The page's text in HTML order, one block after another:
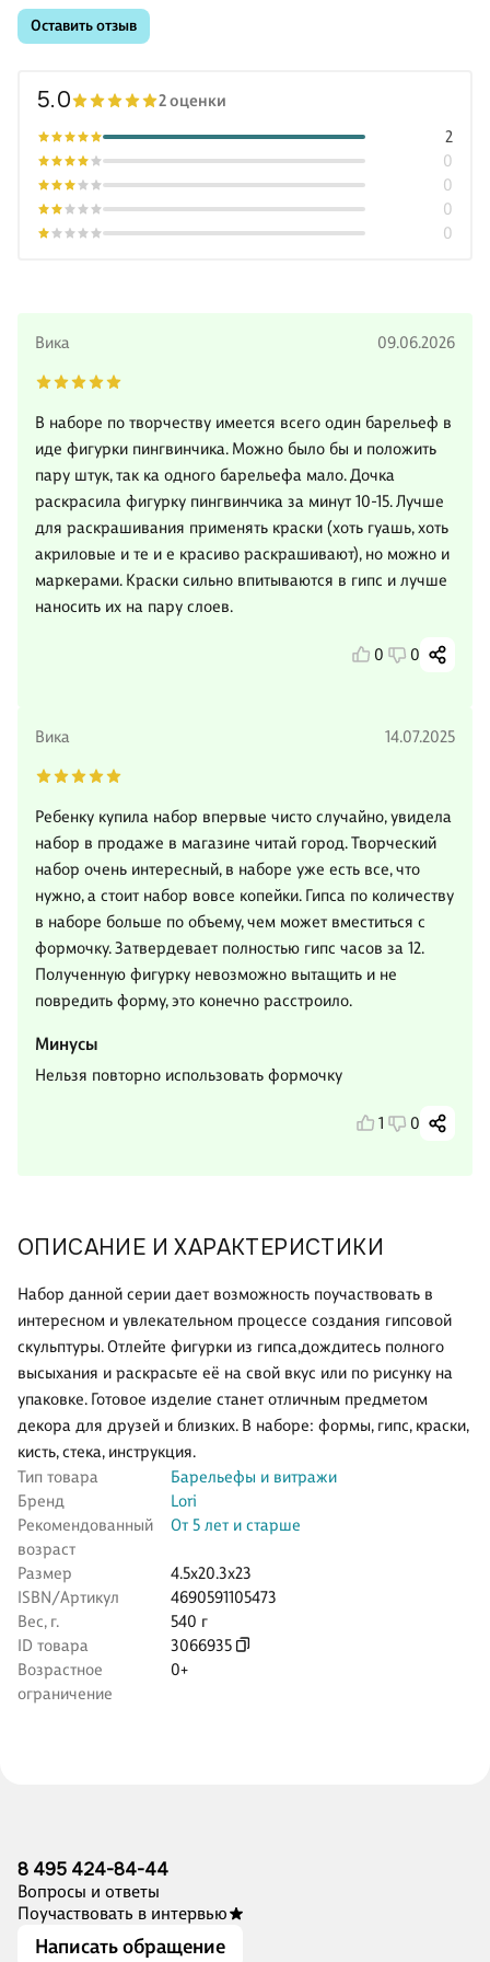
ОПИСАНИЕ И ХАРАКТЕРИСТИКИ
Набор данной серии дает возможность поучаствовать в
интересном и увлекательном процессе создания гипсовой
скульптуры. Отлейте фигурки из гипса,дождитесь полного
высыхания и раскрасьте её на свой вкус или по рисунку на
упаковке. Готовое изделие станет отличным предметом
декора для друзей и близких. В наборе: формы, гипс, краски,
кисть, стека, инструкция.
Тип товара
Барельефы и витражи
Бренд
Lori
Рекомендованный
возраст
От 5 лет и старше
Размер
4.5x20.3x23
ISBN/Артикул
4690591105473
Вес, г.
540 г
ID товара
3066935
Возрастное
ограничение
0+
Оставить отзыв
5.0 2 оценки
0
0
0
0
2
Вика 09.06.2026
В наборе по творчеству имеется всего один барельеф в
иде фигурки пингвинчика. Можно было бы и положить
пару штук, так ка одного барельефа мало. Дочка
раскрасила фигурку пингвинчика за минут 10-15. Лучше
для раскрашивания применять краски (хоть гуашь, хоть
акриловые и те и е красиво раскрашивают), но можно и
маркерами. Краски сильно впитываются в гипс и лучше
наносить их на пару слоев.
0 0
Вика 14.07.2025
Ребенку купила набор впервые чисто случайно, увидела
набор в продаже в магазине читай город. Творческий
набор очень интересный, в наборе уже есть все, что
нужно, а стоит набор вовсе копейки. Гипса по количеству
в наборе больше по объему, чем может вместиться с
формочку. Затвердевает полностью гипс часов за 12.
Полученную фигурку невозможно вытащить и не
повредить форму, это конечно расстроило.
Минусы
Нельзя повторно использовать формочку
1 0
8 495 424-84-44
Вопросы и ответы
Поучаствовать в интервью
Написать обращение